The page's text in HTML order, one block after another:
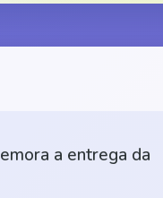
a entrega da